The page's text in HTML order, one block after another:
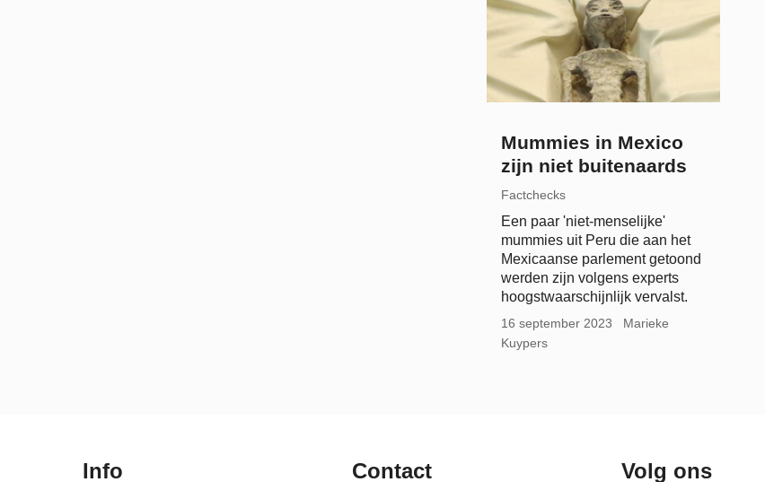
Mummies in Mexico
zijn niet buitenaards
Factchecks
Een paar 'niet-menselijke'
mummies uit Peru die aan het
Mexicaanse parlement getoond
werden zijn volgens experts
hoogstwaarschijnlijk vervalst.
16 september 2023
Marieke
Kuypers
Info Contact Volg ons